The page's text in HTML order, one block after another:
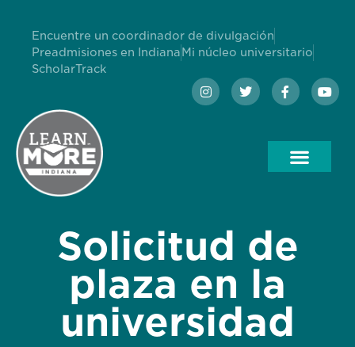
Encuentre un coordinador de divulgación
Preadmisiones en Indiana Mi núcleo universitario
ScholarTrack
Solicitud de
plaza en la
universidad